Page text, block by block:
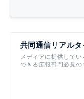
共同通信リアルタ
メディアに提供して
できる広報部門必見の